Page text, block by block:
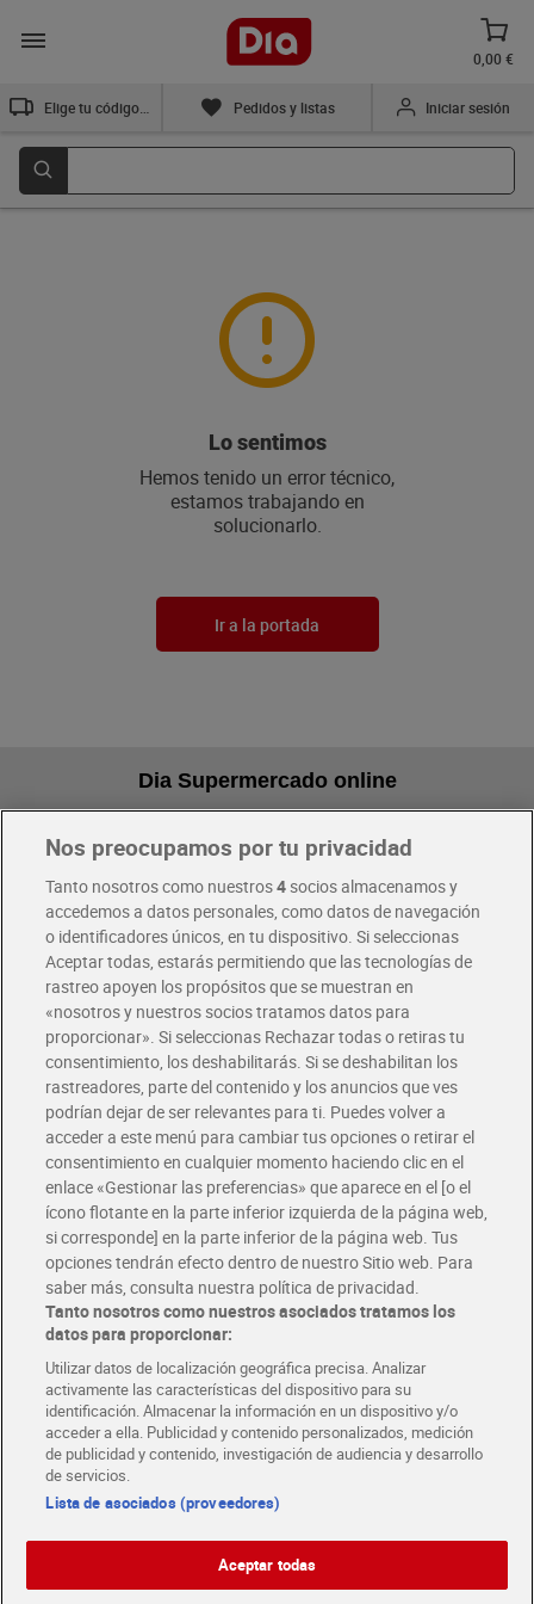
0,00 €
Pedidos y listas Iniciar sesión
Lo sentimos
Hemos tenido un error técnico,
estamos trabajando en
solucionarlo.
Ir a la portada
Dia Supermercado online
Pide hoy, recibe hoy
Envío gratis por compras superiores a 100€
Envío estandar por 4,99€
Glovo y Uber Eats
Solicita tu factura de Glovo o Uber Eats
Únete al CLUB Dia
Disfruta las ventajas y ofertas exclusivas.
Descárgate la APP Dia
Folletos y Tiendas
Descubre las mejores ofertas y busca tu tienda más cercana
Tarjeta MaX Dia
Te devuelve hasta 8€/mes de tus compras.
¡Solicita tu tarjeta de crédito aquí!
COMER MEJOR CADA DIA
COLABORA CON DIA ABRE TU TIENDA DIA CORPORATE
Nos preocupamos por tu privacidad
Tanto nosotros como nuestros4socios almacenamos y
accedemos a datos personales, como datos de navegación
o identificadores únicos, en tu dispositivo. Si seleccionas
Aceptar todas, estarás permitiendo que las tecnologías de
rastreo apoyen los propósitos que se muestran en
«nosotros y nuestros socios tratamos datos para
proporcionar». Si seleccionas Rechazar todas o retiras tu
consentimiento, los deshabilitarás. Si se deshabilitan los
rastreadores, parte del contenido y los anuncios que ves
podrían dejar de ser relevantes para ti. Puedes volver a
acceder a este menú para cambiar tus opciones o retirar el
consentimiento en cualquier momento haciendo clic en el
enlace «Gestionar las preferencias» que aparece en el [o el
ícono flotante en la parte inferior izquierda de la página web,
si corresponde] en la parte inferior de la página web. Tus
opciones tendrán efecto dentro de nuestro Sitio web. Para
saber más, consulta nuestra política de privacidad.
Tanto nosotros como nuestros asociados tratamos los
datos para proporcionar:
Utilizar datos de localización geográfica precisa. Analizar
activamente las características del dispositivo para su
identificación. Almacenar la información en un dispositivo y/o
acceder a ella. Publicidad y contenido personalizados, medición
de publicidad y contenido, investigación de audiencia y desarrollo
de servicios.
Lista de asociados (proveedores)
Aceptar todas